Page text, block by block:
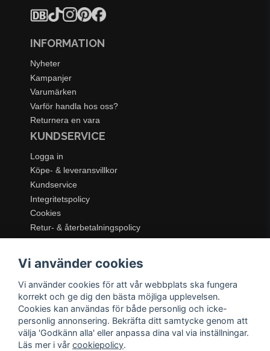
INFORMATION
Nyheter
Kampanjer
Varumärken
Varför handla hos oss?
Returnera en vara
KUNDSERVICE
Logga in
Köpe- & leveransvillkor
Kundservice
Integritetspolicy
Cookies
Retur- & återbetalningspolicy
Dukning & Servering
Kök & Matlagning
Belysning
Textil & Mattor
Möbler
Vi använder cookies
Vi använder cookies för att vår webbplats ska fungera
korrekt och ge dig den bästa möjliga upplevelsen.
Cookies kan användas för både personlig och icke-
personlig annonsering. Bekräfta ditt samtycke genom att
välja 'Godkänn alla' eller anpassa dina val via inställningar.
Läs mer i vår cookiepolicy.